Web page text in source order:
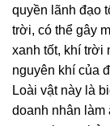
quyền lãnh đạo
trời, có thể gây
xanh tốt, khí trời
nguyên khí của
Loài vật này là
doanh nhân làm